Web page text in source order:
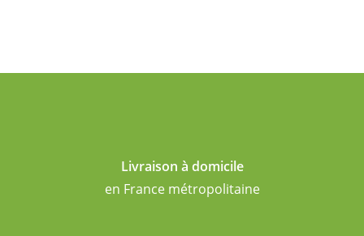
Livraison à domicile
en France métropolitaine